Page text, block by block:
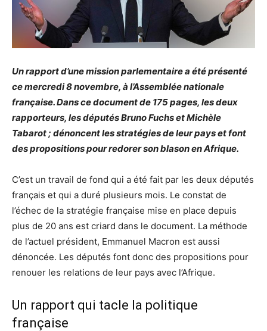
Un rapport d’une mission parlementaire a été présenté
ce mercredi 8 novembre, à l’Assemblée nationale
française. Dans ce document de 175 pages, les deux
rapporteurs, les députés Bruno Fuchs et Michèle
Tabarot ; dénoncent les stratégies de leur pays et font
des propositions pour redorer son blason en Afrique.
C’est un travail de fond qui a été fait par les deux députés
français et qui a duré plusieurs mois. Le constat de
l’échec de la stratégie française mise en place depuis
plus de 20 ans est criard dans le document. La méthode
de l’actuel président, Emmanuel Macron est aussi
dénoncée. Les députés font donc des propositions pour
renouer les relations de leur pays avec l’Afrique.
Un rapport qui tacle la politique
française